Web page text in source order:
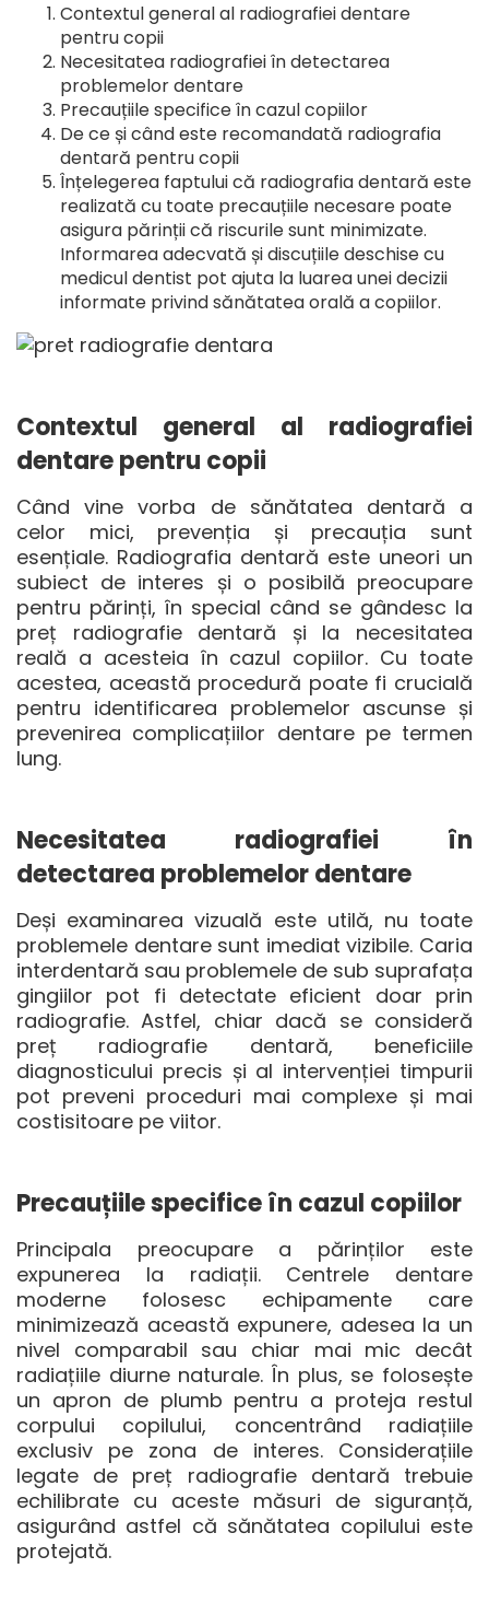
Contextul general al radiografiei dentare
pentru copii
Necesitatea radiografiei în detectarea
problemelor dentare
Precauțiile specifice în cazul copiilor
De ce și când este recomandată radiografia
dentară pentru copii
Înțelegerea faptului că radiografia dentară este
realizată cu toate precauțiile necesare poate
asigura părinții că riscurile sunt minimizate.
Informarea adecvată și discuțiile deschise cu
medicul dentist pot ajuta la luarea unei decizii
informate privind sănătatea orală a copiilor.
Contextul general al radiografiei
dentare pentru copii
Când vine vorba de sănătatea dentară a
celor mici, prevenția și precauția sunt
esențiale. Radiografia dentară este uneori un
subiect de interes și o posibilă preocupare
pentru părinți, în special când se gândesc la
preț radiografie dentară și la necesitatea
reală a acesteia în cazul copiilor. Cu toate
acestea, această procedură poate fi crucială
pentru identificarea problemelor ascunse și
prevenirea complicațiilor dentare pe termen
lung.
Necesitatea radiografiei în
detectarea problemelor dentare
Deși examinarea vizuală este utilă, nu toate
problemele dentare sunt imediat vizibile. Caria
interdentară sau problemele de sub suprafața
gingiilor pot fi detectate eficient doar prin
radiografie. Astfel, chiar dacă se consideră
preț radiografie dentară, beneficiile
diagnosticului precis și al intervenției timpurii
pot preveni proceduri mai complexe și mai
costisitoare pe viitor.
Precauțiile specifice în cazul copiilor
Principala preocupare a părinților este
expunerea la radiații. Centrele dentare
moderne folosesc echipamente care
minimizează această expunere, adesea la un
nivel comparabil sau chiar mai mic decât
radiațiile diurne naturale. În plus, se folosește
un apron de plumb pentru a proteja restul
corpului copilului, concentrând radiațiile
exclusiv pe zona de interes. Considerațiile
legate de preț radiografie dentară trebuie
echilibrate cu aceste măsuri de siguranță,
asigurând astfel că sănătatea copilului este
protejată.